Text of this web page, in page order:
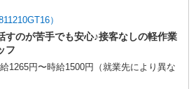
）
すのが苦手でも安心♪接客なしの軽作業
フ
1265円〜時給1500円（就業先により異な